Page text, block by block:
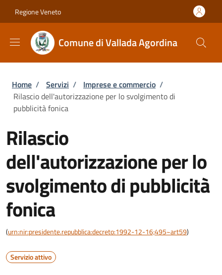
Regione Veneto
Comune di Vallada Agordina
Briciole di pane
Home / Servizi / Imprese e commercio /
Rilascio dell'autorizzazione per lo svolgimento di
pubblicità fonica
Rilascio
dell'autorizzazione per lo
svolgimento di pubblicità
fonica
(urn:nir:presidente.repubblica:decreto:1992-12-16;495~art59)
Servizio attivo